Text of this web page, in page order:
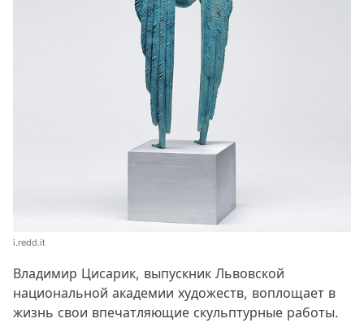
i.redd.it
Владимир Цисарик, выпускник Львовской
национальной академии художеств, воплощает в
жизнь свои впечатляющие скульптурные работы.